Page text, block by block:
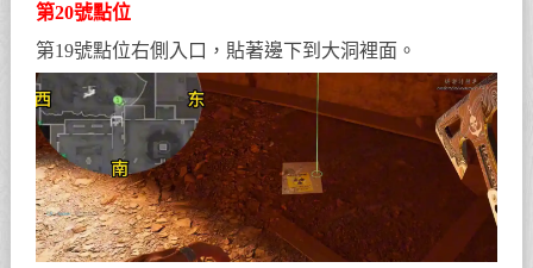
第20號點位
第19號點位右側入口，貼著邊下到大洞裡面。